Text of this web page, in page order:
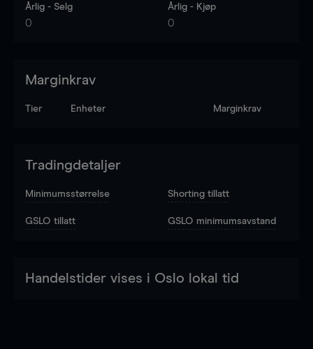
Årlig - Selg
0
Årlig - Kjøp
0
Marginkrav
Tier Enheter Marginkrav
Tradingdetaljer
Minimumsstørrelse Shorting tillatt
GSLO tillatt GSLO minimumsavstand
Handelstider vises i Oslo lokal tid